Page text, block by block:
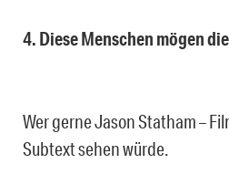
4. Diese Menschen mögen
Wer gerne Jason Statham –
Subtext sehen würde.